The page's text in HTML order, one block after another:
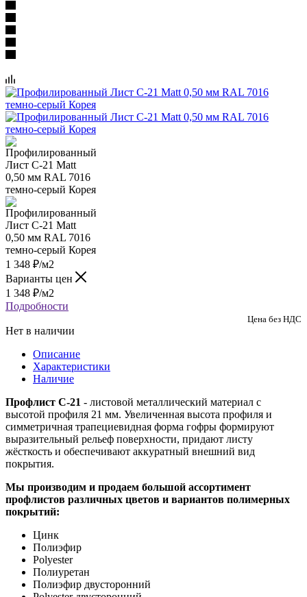
1 348 ₽/м2
Варианты цен
1 348 ₽/м2
Подробности
Цена без НДС
Нет в наличии
Описание
Характеристики
Наличие
Профлист С-21 - листовой металлический материал с
высотой профиля 21 мм. Увеличенная высота профиля и
симметричная трапециевидная форма гофры формируют
выразительный рельеф поверхности, придают листу
жёсткость и обеспечивают аккуратный внешний вид
покрытия.
Мы производим и продаем большой ассортимент
профлистов различных цветов и вариантов полимерных
покрытий:
Цинк
Полиэфир
Polyester
Полиуретан
Полиэфир двусторонний